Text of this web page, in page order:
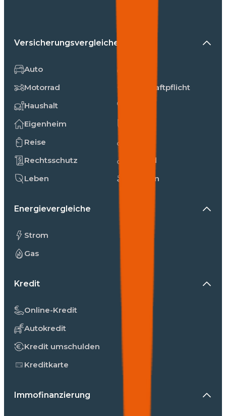
Versicherungsvergleiche
Auto
Motorrad
Haushalt
Eigenheim
Reise
Rechtsschutz
Leben
Privathaftpflicht
Fahrrad
Kranken
Energievergleiche
Strom
Gas
Kredit
Online-Kredit
Autokredit
Kredit umschulden
Kreditkarte
Immofinanzierung